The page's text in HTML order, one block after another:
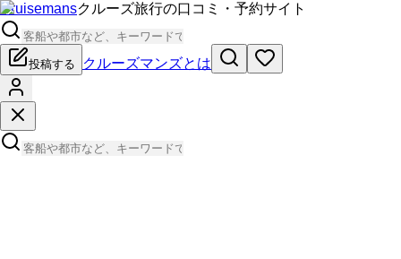
Cruisemansクルーズ旅行の口コミ・予約サイト
投稿する クルーズマンズとは